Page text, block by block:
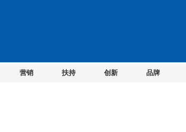
营销 扶持 创新 品牌